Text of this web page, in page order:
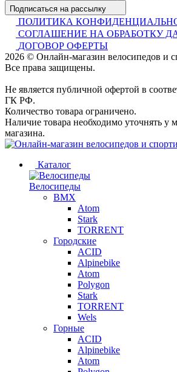
Подписаться на рассылку
ПОЛИТИКА
СОГЛАШЕНИЕ НА ОБРАБОТКУ
ДОГОВОР ОФЕРТЫ
2026 © Онлайн-магазин велосипедов и
Все права защищены.
Не является публичной офертой в
ГК РФ.
Количество товара ограничено.
Наличие товара необходимо уточнять у
магазина.
Каталог
Велосипеды
BMX
Atom
Stark
TORRENT
Городские
ACID
Alpinebike
Atom
Polygon
Stark
TORRENT
Wels
Горные
ACID
Alpinebike
Atom